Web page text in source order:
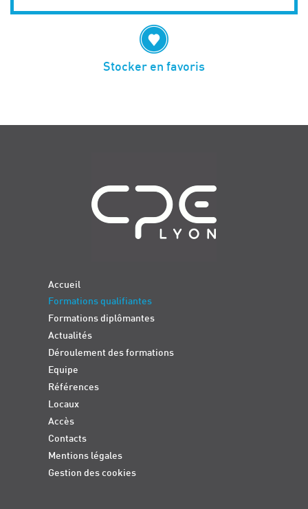
Stocker en favoris
Accueil
Formations qualifiantes
Formations diplômantes
Actualités
Déroulement des formations
Equipe
Références
Locaux
Accès
Contacts
Mentions légales
Gestion des cookies